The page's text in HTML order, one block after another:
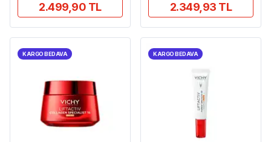
2.499,90 TL 2.349,93 TL
KARGO BEDAVA KARGO BEDAVA